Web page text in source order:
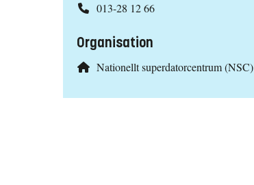
013-28 12 66
Organisation
Nationellt superdatorcentrum (NSC)